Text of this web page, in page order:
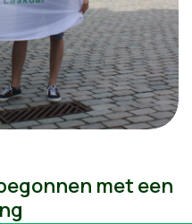
met een